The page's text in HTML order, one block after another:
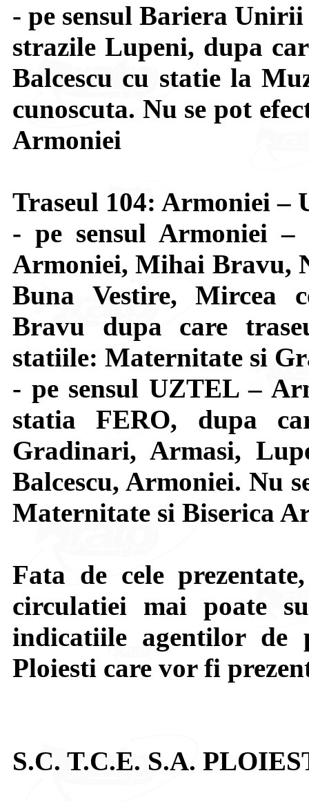
- pe sensul Bariera
strazile Lupeni, dupa
Balcescu cu statie la
cunoscuta. Nu se pot
Armoniei
Traseul 104: Armoniei –
- pe sensul Armoniei
Armoniei, Mihai Bravu,
Buna Vestire, Mircea
Bravu dupa care
statiile: Maternitate si
- pe sensul UZTEL –
statia FERO, dupa
Gradinari, Armasi,
Balcescu, Armoniei. Nu
Maternitate si Biserica
Fata de cele
circulatiei mai poate
indicatiile agentilor
Ploiesti care vor fi
S.C. T.C.E. S.A.